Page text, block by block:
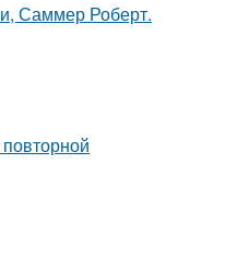
Саммер Роберт.